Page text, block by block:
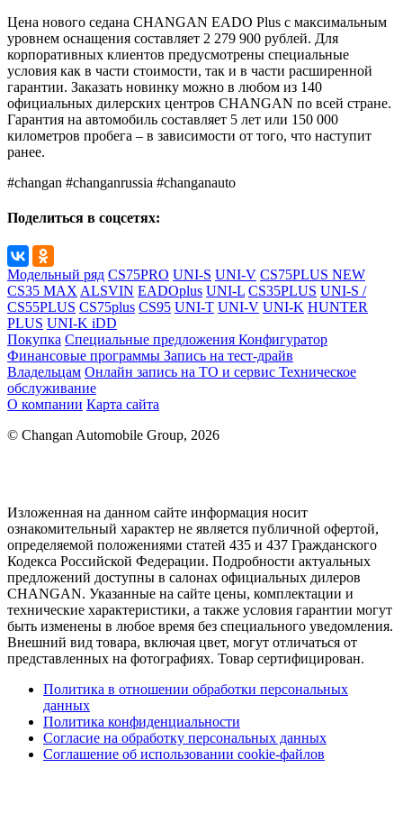
Цена нового седана CHANGAN EADO Plus с максимальным
уровнем оснащения составляет 2 279 900 рублей. Для
корпоративных клиентов предусмотрены специальные
условия как в части стоимости, так и в части расширенной
гарантии. Заказать новинку можно в любом из 140
официальных дилерских центров CHANGAN по всей стране.
Гарантия на автомобиль составляет 5 лет или 150 000
километров пробега – в зависимости от того, что наступит
ранее.
#changan #changanrussia #changanauto
Поделиться в соцсетях:
Модельный ряд CS75PRO UNI-S UNI-V CS75PLUS NEW
CS35 MAX ALSVIN EADOplus UNI-L CS35PLUS UNI-S /
CS55PLUS CS75plus CS95 UNI-T UNI-V UNI-K HUNTER
PLUS UNI-K iDD
Покупка Специальные предложения Конфигуратор
Финансовые программы Запись на тест-драйв
Владельцам Онлайн запись на ТО и сервис Техническое
обслуживание
О компании Карта сайта
© Changan Automobile Group, 2026
Изложенная на данном сайте информация носит
ознакомительный характер не является публичной офертой,
определяемой положениями статей 435 и 437 Гражданского
Кодекса Российской Федерации. Подробности актуальных
предложений доступны в салонах официальных дилеров
CHANGAN. Указанные на сайте цены, комплектации и
технические характеристики, а также условия гарантии могут
быть изменены в любое время без специального уведомления.
Внешний вид товара, включая цвет, могут отличаться от
представленных на фотографиях. Товар сертифицирован.
Политика в отношении обработки персональных
данных
Политика конфиденциальности
Согласие на обработку персональных данных
Соглашение об использовании cookie-файлов